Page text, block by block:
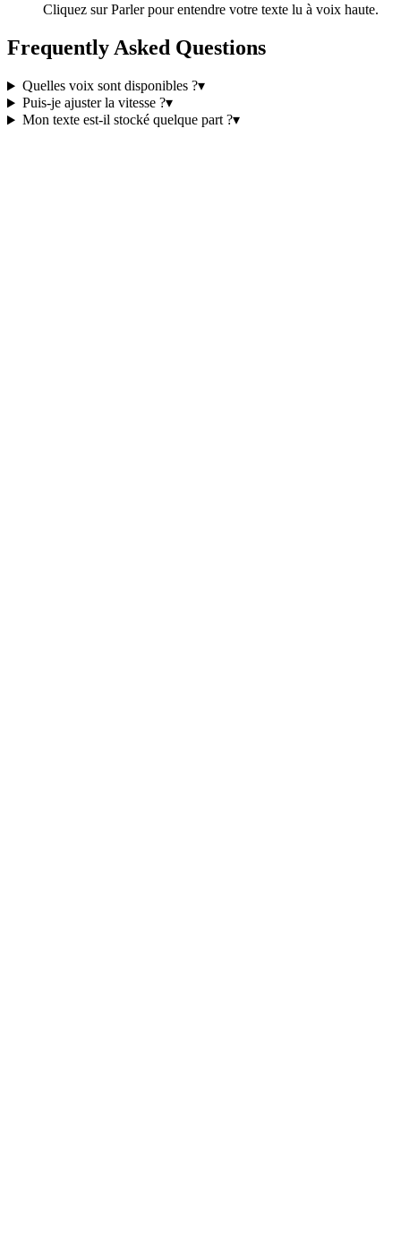
Cliquez sur Parler pour entendre votre texte lu à voix haute.
Frequently Asked Questions
Quelles voix sont disponibles ?▾
Puis-je ajuster la vitesse ?▾
Mon texte est-il stocké quelque part ?▾